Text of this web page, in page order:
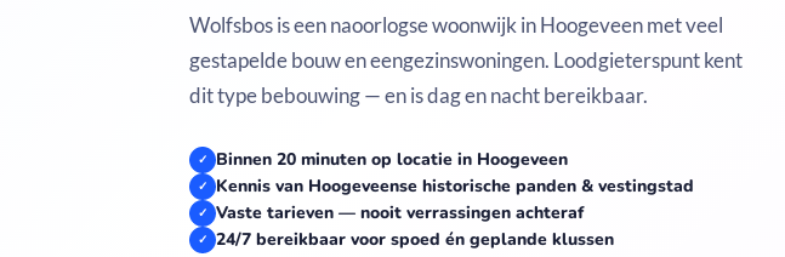
Wolfsbos is een naoorlogse woonwijk in Hoogeveen met veel
gestapelde bouw en eengezinswoningen. Loodgieterspunt kent
dit type bebouwing — en is dag en nacht bereikbaar.
✓ Binnen 20 minuten op locatie in Hoogeveen
✓ Kennis van Hoogeveense historische panden & vestingstad
✓ Vaste tarieven — nooit verrassingen achteraf
✓ 24/7 bereikbaar voor spoed én geplande klussen